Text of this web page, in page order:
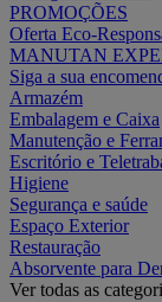
PROMOÇÕES
Oferta Eco-
MANUTAN
Siga a sua
Armazém
Embalagem e Caixa
Manutenção e
Escritório e
Higiene
Segurança e saúde
Espaço Exterior
Restauração
Absorvente para
Ver todas as